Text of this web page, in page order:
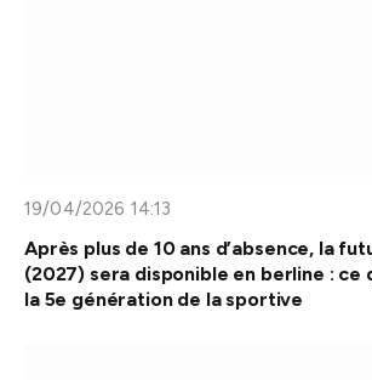
19/04/2026 14:13
Après plus de 10 ans d’absence, la
(2027) sera disponible en berline : ce
la 5e génération de la sportive